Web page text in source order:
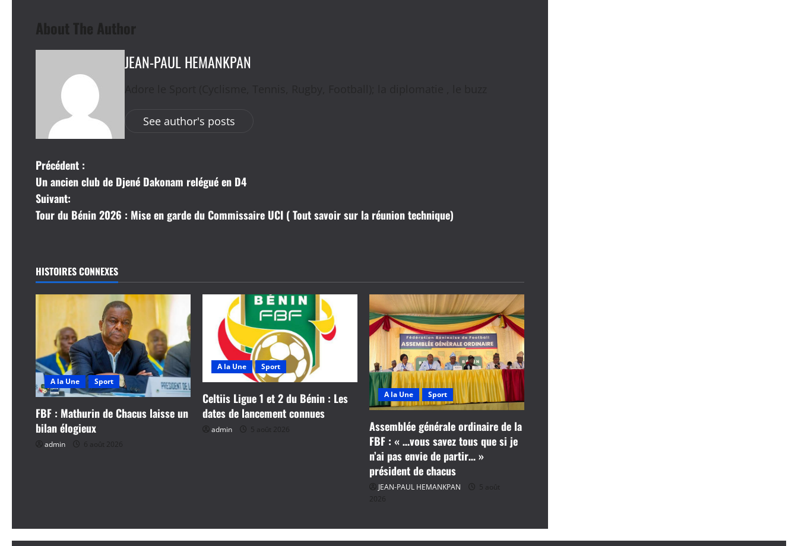
About The Author
JEAN-PAUL HEMANKPAN
See author's posts
N
a
v
g
a
o
n
d
’
Précédent :
Un ancien club de Djené Dakonam relégué en D4
Suivant:
Tour du Bénin 2026 : Mise en garde du Commissaire UCI ( Tout savoir sur la réunion technique)
HISTOIRES CONNEXES
A la Une Sport
FBF : Mathurin de Chacus laisse un
bilan élogieux
admin 6 août 2026
A la Une Sport
Celtiis Ligue 1 et 2 du Bénin : Les
dates de lancement connues
admin 5 août 2026
A la Une Sport
Assemblée générale ordinaire de la
FBF : « …vous savez tous que si je
n’ai pas envie de partir… »
président de chacus
JEAN-PAUL HEMANKPAN
5 août
2026